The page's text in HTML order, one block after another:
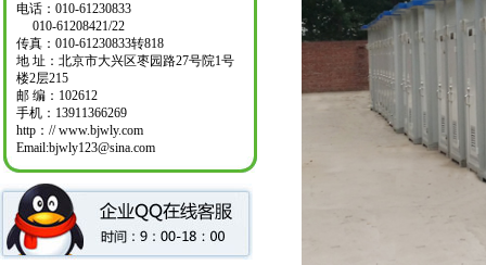
电话：010-61230833
010-61208421/22
传真：010-61230833转818
地 址：北京市大兴区枣园路27号院1号
楼2层215
邮 编：102612
手机：13911366269
http：// www.bjwly.com
Email:bjwly123@sina.com